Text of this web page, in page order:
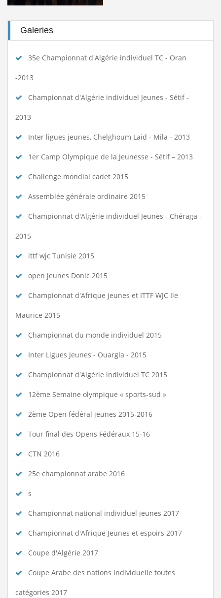
Galeries
35e Championnat d'Algérie individuel TC - Oran
-2013
Championnat d'Algérie individuel Jeunes - Sétif -
2013
Inter ligues jeunes, Chelghoum Laid - Mila - 2013
1er Camp Olympique de la Jeunesse - Sétif – 2013
Challenge mondial cadet 2015
Assemblée générale ordinaire 2015
Championnat d'Algérie individuel Jeunes - Chéraga -
2015
ittf wjc Tunisie 2015
open jeunes Donic 2015
Championnat d'Afrique jeunes et ITTF WJC Ile
Maurice 2015
Championnat du monde individuel 2015
Inter Ligues Jeunes - Ouargla - 2015
Championnat d'Algérie individuel TC 2015
12ème Semaine olympique « sports-sud »
2ème Open fédéral jeunes 2015-2016
Tour final des Opens Fédéraux 15-16
CTN 2016
25e championnat arabe 2016
s
Championnat national individuel jeunes 2017
Championnat d'Afrique Jeunes et espoirs 2017
Coupe d'Algérie 2017
Coupe Arabe des nations individuelle toutes
catégories 2017